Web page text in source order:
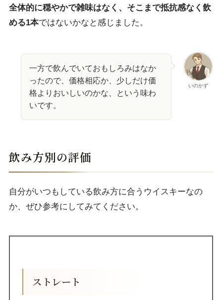
全体的に穏やかで雑味はなく、そこまで抵抗感なく飲
める1本ではないかなと感じました。
いのかず
一方で飲んでいておもしろみはなか
ったので、価格相応か、少しだけ価
格よりおいしいのかな、という味わ
いです。
飲み方別の評価
自分がいつもしている飲み方に合うウイスキーなの
か、ぜひ参考にしてみてください。
ストレート